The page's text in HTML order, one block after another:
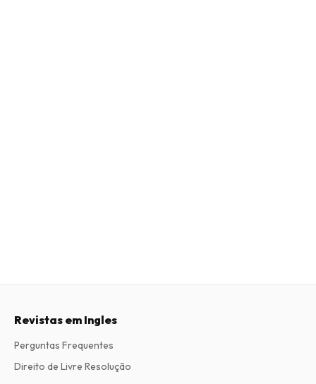
Revistas em Ingles
Perguntas Frequentes
Direito de Livre Resolução